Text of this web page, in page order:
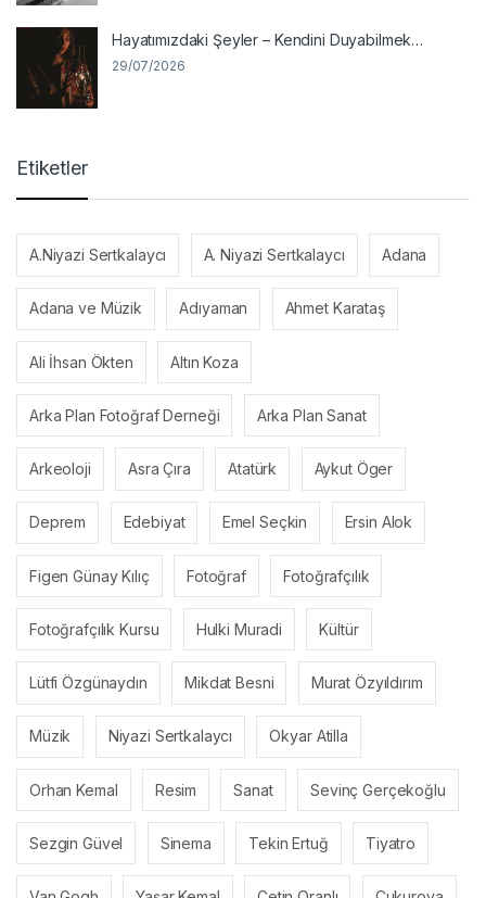
Hayatımızdaki Şeyler – Kendini Duyabilmek…
29/07/2026
Etiketler
A.Niyazi Sertkalaycı A. Niyazi Sertkalaycı Adana
Adana ve Müzik Adıyaman Ahmet Karataş
Ali İhsan Ökten Altın Koza
Arka Plan Fotoğraf Derneği Arka Plan Sanat
Arkeoloji Asra Çıra Atatürk Aykut Öger
Deprem Edebiyat Emel Seçkin Ersin Alok
Figen Günay Kılıç Fotoğraf Fotoğrafçılık
Fotoğrafçılık Kursu Hulki Muradi Kültür
Lütfi Özgünaydın Mikdat Besni Murat Özyıldırım
Müzik Niyazi Sertkalaycı Okyar Atilla
Orhan Kemal Resim Sanat Sevinç Gerçekoğlu
Sezgin Güvel Sinema Tekin Ertuğ Tiyatro